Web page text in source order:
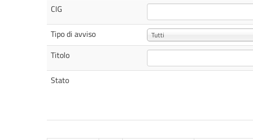
CIG
Tipo di avviso Tutti
Titolo
Stato